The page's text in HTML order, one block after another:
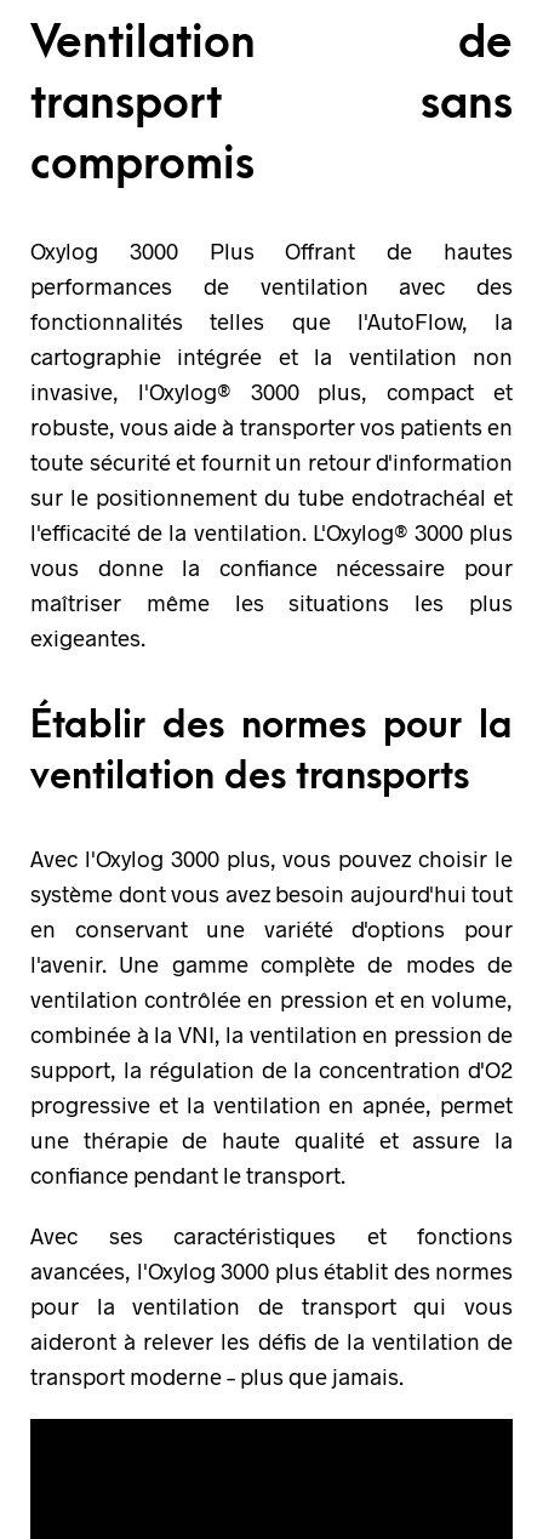
Ventilation de
transport sans
compromis
Oxylog 3000 Plus Offrant de hautes
performances de ventilation avec des
fonctionnalités telles que l'AutoFlow, la
cartographie intégrée et la ventilation non
invasive, l'Oxylog® 3000 plus, compact et
robuste, vous aide à transporter vos patients en
toute sécurité et fournit un retour d'information
sur le positionnement du tube endotrachéal et
l'efficacité de la ventilation. L'Oxylog® 3000 plus
vous donne la confiance nécessaire pour
maîtriser même les situations les plus
exigeantes.
Établir des normes pour la
ventilation des transports
Avec l'Oxylog 3000 plus, vous pouvez choisir le
système dont vous avez besoin aujourd'hui tout
en conservant une variété d'options pour
l'avenir. Une gamme complète de modes de
ventilation contrôlée en pression et en volume,
combinée à la VNI, la ventilation en pression de
support, la régulation de la concentration d'O2
progressive et la ventilation en apnée, permet
une thérapie de haute qualité et assure la
confiance pendant le transport.
Avec ses caractéristiques et fonctions
avancées, l'Oxylog 3000 plus établit des normes
pour la ventilation de transport qui vous
aideront à relever les défis de la ventilation de
transport moderne – plus que jamais.